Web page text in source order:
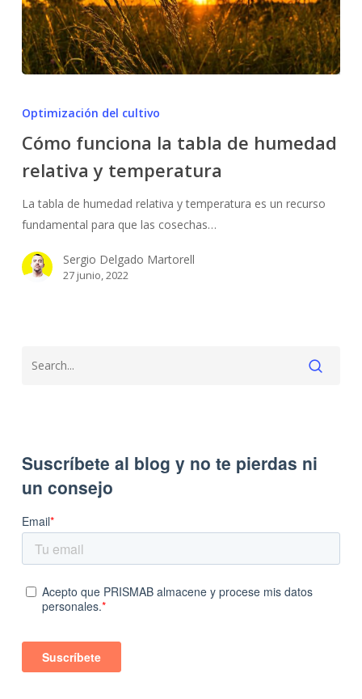
funciona
tabla
de
relativa
y
temperatura
Optimización del cultivo
Cómo funciona la tabla de humedad
relativa y temperatura
La tabla de humedad relativa y temperatura es un recurso
fundamental para que las cosechas…
Sergio Delgado Martorell
27 junio, 2022